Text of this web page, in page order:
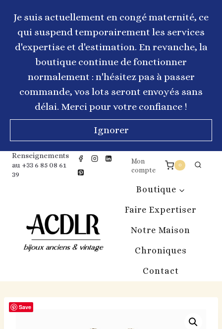
contenuJe suis actuellement en congé maternité, ce
qui suspend temporairement les services
d'expertise et d'estimation. En revanche, la
boutique continue de fonctionner
normalement : n'hésitez pas à passer
commande, vos lots seront envoyés sans
délai. Merci pour votre confiance !
Ignorer
Renseignements
au +33 6 85 08 61
39
Mon
compte
0
Boutique
Faire Expertiser
Notre Maison
Chroniques
Contact
Save